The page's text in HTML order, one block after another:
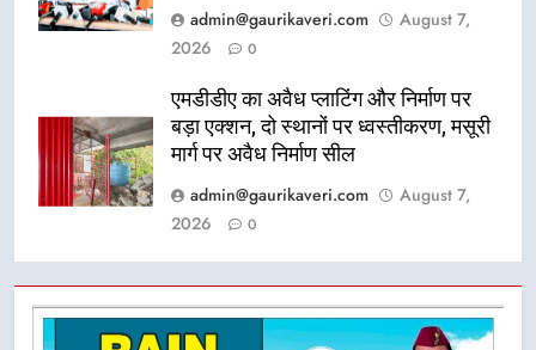
admin@gaurikaveri.com
August 7,
2026
0
एमडीडीए का अवैध प्लाटिंग और निर्माण पर
बड़ा एक्शन, दो स्थानों पर ध्वस्तीकरण, मसूरी
मार्ग पर अवैध निर्माण सील
admin@gaurikaveri.com
August 7,
2026
0